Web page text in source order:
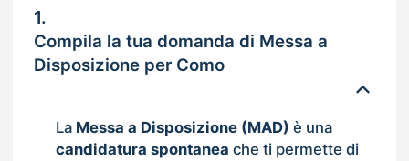
1.
Compila la tua domanda di Messa a
Disposizione per Como
La Messa a Disposizione (MAD) è una
candidatura spontanea che ti permette di